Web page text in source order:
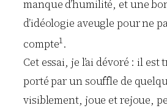
manque d’humilité, et une
d’idéologie aveugle pour ne
compte1.
Cet essai, je l’ai dévoré : il
porté par un souffle de
visiblement, joue et rejoue,